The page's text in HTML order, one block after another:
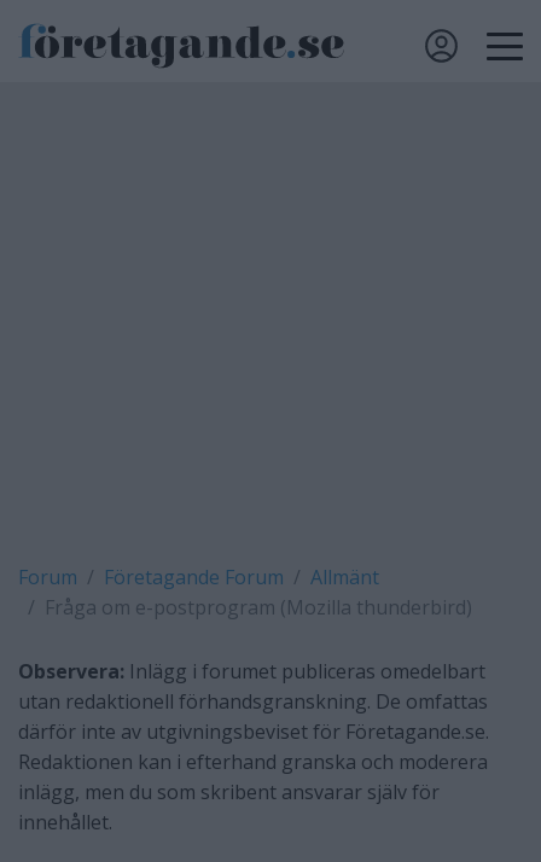
Forum Företagande Forum
Allmänt
Fråga om e-postprogram (Mozilla thunderbird)
Observera: Inlägg i forumet publiceras omedelbart
utan redaktionell förhandsgranskning. De omfattas
därför inte av utgivningsbeviset för Företagande.se.
Redaktionen kan i efterhand granska och moderera
inlägg, men du som skribent ansvarar själv för
innehållet.